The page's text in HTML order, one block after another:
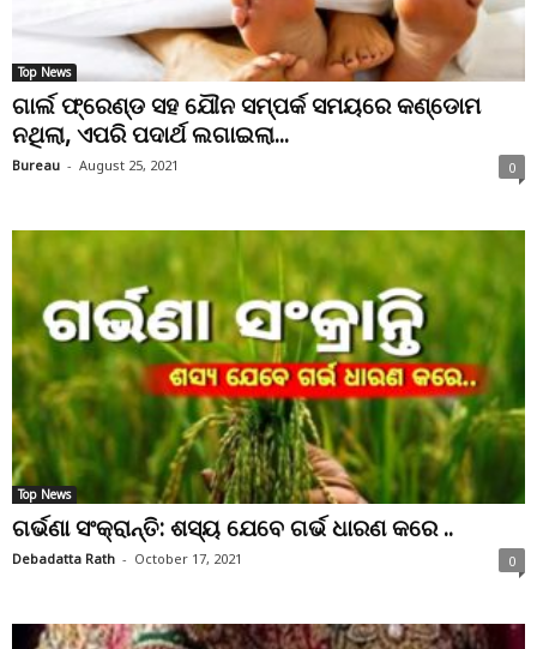
Top News
ଗାର୍ଲ ଫ୍ରେଣ୍ଡ ସହ ଯୌନ ସମ୍ପର୍କ ସମୟରେ କଣ୍ଡୋମ
ନଥିଲା, ଏପରି ପଦାର୍ଥ ଲଗାଇଲା...
Bureau - August 25, 2021 0
Top News
ଗର୍ଭଣା ସଂକ୍ରାନ୍ତି: ଶସ୍ୟ ଯେବେ ଗର୍ଭ ଧାରଣ କରେ ..
Debadatta Rath - October 17, 2021 0